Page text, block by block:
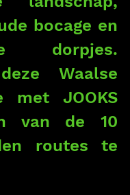
bocage en
dorpjes.
Waalse
met JOOKS
van de 10
routes te